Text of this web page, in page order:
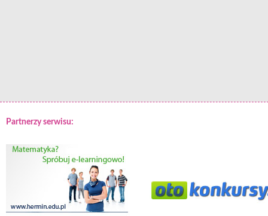
Partnerzy serwisu: